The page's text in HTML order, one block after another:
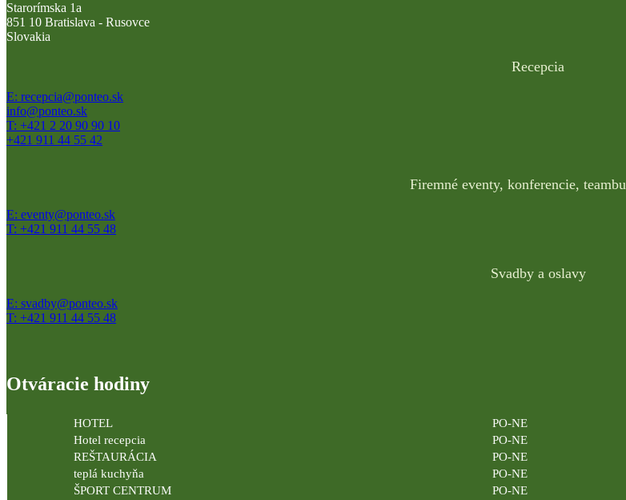
Starorímska 1a
851 10 Bratislava - Rusovce
Slovakia
Recepcia
E: recepcia@ponteo.sk
info@ponteo.sk
T: +421 2 20 90 90 10
+421 911 44 55 42
Firemné eventy, konferencie,
E: eventy@ponteo.sk
T: +421 911 44 55 48
Svadby a oslavy
E: svadby@ponteo.sk
T: +421 911 44 55 48
Otváracie hodiny
HOTEL PO-NE
Hotel recepcia
PO-NE
REŠTAURÁCIA
PO-NE
teplá kuchyňa
PO-NE
ŠPORT CENTRUM
PO-NE